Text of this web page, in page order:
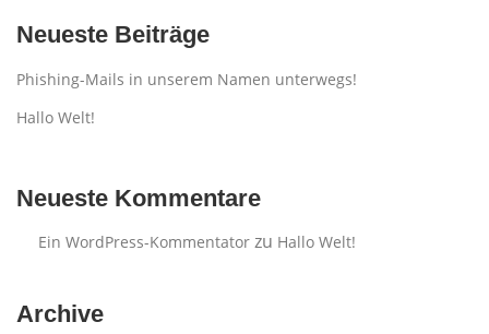
Neueste Beiträge
Phishing-Mails in unserem Namen unterwegs!
Hallo Welt!
Neueste Kommentare
Ein WordPress-Kommentator zu Hallo Welt!
Archive